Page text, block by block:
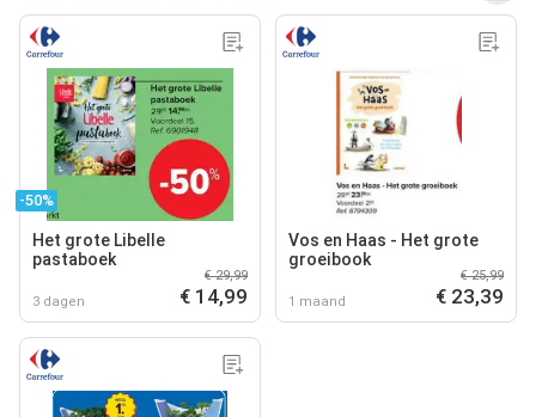
-50%
Het grote Libelle
pastaboek
3 dagen
€ 29,99
€ 14,99
Vos en Haas - Het grote
groeibook
1 maand
€ 25,99
€ 23,39